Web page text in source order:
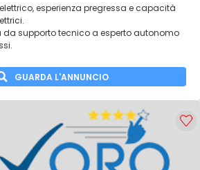
esperienza pregressa e capacità
da supporto tecnico a esperto autonomo
GUARDA L'ANNUNCIO